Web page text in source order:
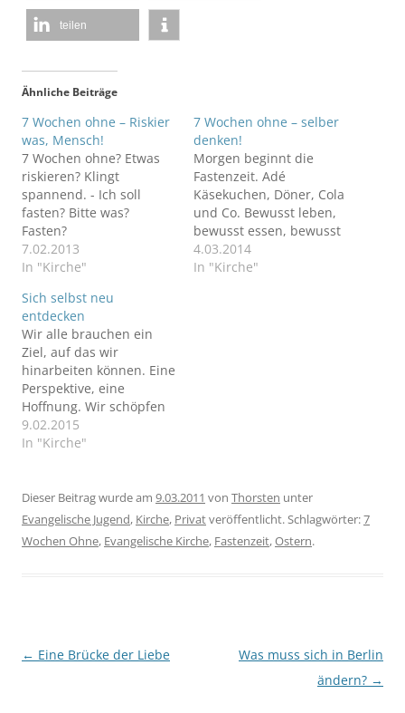
teilen
Ähnliche Beiträge
7 Wochen ohne – Riskier
was, Mensch!
7 Wochen ohne? Etwas
riskieren? Klingt
spannend. - Ich soll
fasten? Bitte was?
Fasten?
7.02.2013
In "Kirche"
7 Wochen ohne – selber
denken!
Morgen beginnt die
Fastenzeit. Adé
Käsekuchen, Döner, Cola
und Co. Bewusst leben,
bewusst essen, bewusst
denken - selber Denken.
4.03.2014
In "Kirche"
Sich selbst neu
entdecken
Wir alle brauchen ein
Ziel, auf das wir
hinarbeiten können. Eine
Perspektive, eine
Hoffnung. Wir schöpfen
daraus neue
Lebensenergie,
9.02.2015
In "Kirche"
Dieser Beitrag wurde am 9.03.2011 von Thorsten unter
Evangelische Jugend, Kirche, Privatveröffentlicht. Schlagwörter:7
Wochen Ohne, Evangelische Kirche, Fastenzeit,Ostern.
Beitragsnavigation
← Eine Brücke der Liebe
Was muss sich in Berlin
ändern? →